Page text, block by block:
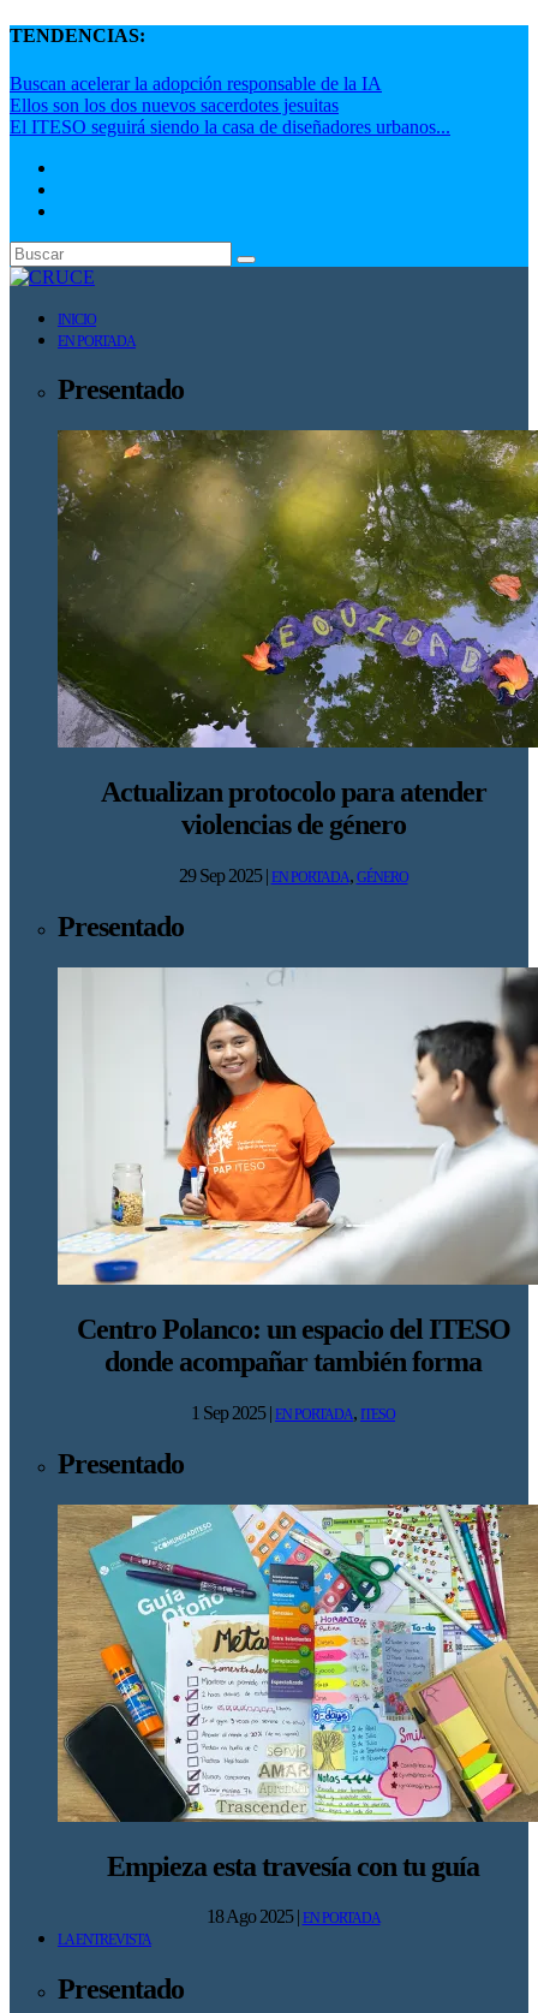
TENDENCIAS:
Buscan acelerar la adopción responsable de la IA
Ellos son los dos nuevos sacerdotes jesuitas
El ITESO seguirá siendo la casa de diseñadores urbanos...
INICIO
EN PORTADA
Presentado
Actualizan protocolo para atender
violencias de género
29 Sep 2025| EN PORTADA, GÉNERO
Presentado
Centro Polanco: un espacio del ITESO
donde acompañar también forma
1 Sep 2025| EN PORTADA, ITESO
Presentado
Empieza esta travesía con tu guía
18 Ago 2025| EN PORTADA
LA ENTREVISTA
Presentado